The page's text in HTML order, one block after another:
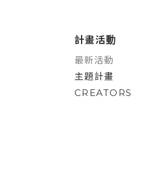
計畫活動
最新活動
主題計畫
CREATORS